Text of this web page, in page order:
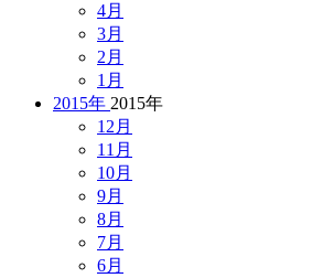
4月
3月
2月
1月
2015年 2015年
12月
11月
10月
9月
8月
7月
6月